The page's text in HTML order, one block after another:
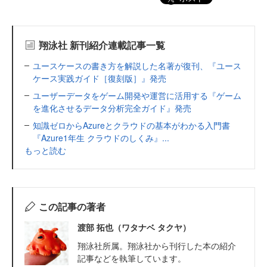
翔泳社 新刊紹介連載記事一覧
ユースケースの書き方を解説した名著が復刊、『ユース
ケース実践ガイド［復刻版］』発売
ユーザーデータをゲーム開発や運営に活用する『ゲーム
を進化させるデータ分析完全ガイド』発売
知識ゼロからAzureとクラウドの基本がわかる入門書
『Azure1年生 クラウドのしくみ』...
もっと読む
この記事の著者
渡部 拓也（ワタナベ タクヤ）
翔泳社所属。翔泳社から刊行した本の紹介
記事などを執筆しています。